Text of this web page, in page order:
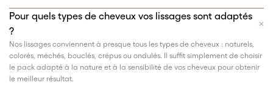
Pour quels types de cheveux vos lissages sont adaptés
?
Nos lissages conviennent à presque tous les types de cheveux : naturels,
colorés, méchés, bouclés, crépus ou ondulés. Il suffit simplement de choisir
le pack adapté à la nature et à la sensibilité de vos cheveux pour obtenir
le meilleur résultat.